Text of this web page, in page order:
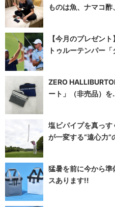
ものは魚、ナマコ酢
【今月のプレゼン
トゥルーテンパー
ZERO
ート」（非売品）を
塩ビパイプを真っ
が一変する“遠心力”
猛暑を前に今から準
スあります!!